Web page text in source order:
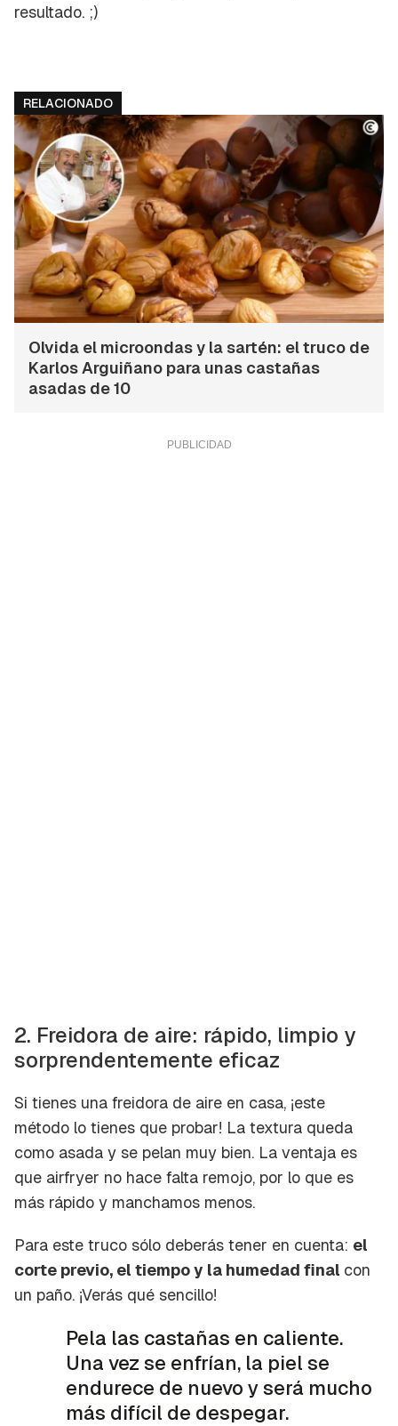
resultado. ;)
RELACIONADO
Olvida el microondas y la sartén: el truco de
Karlos Arguiñano para unas castañas
asadas de 10
2. Freidora de aire: rápido, limpio y
sorprendentemente eficaz
Si tienes una freidora de aire en casa, ¡este
método lo tienes que probar! La textura queda
como asada y se pelan muy bien. La ventaja es
que airfryer no hace falta remojo, por lo que es
más rápido y manchamos menos.
Para este truco sólo deberás tener en cuenta: el
corte previo, el tiempo y la humedad final con
un paño. ¡Verás qué sencillo!
Pela las castañas en caliente.
Una vez se enfrían, la piel se
endurece de nuevo y será mucho
más difícil de despegar.